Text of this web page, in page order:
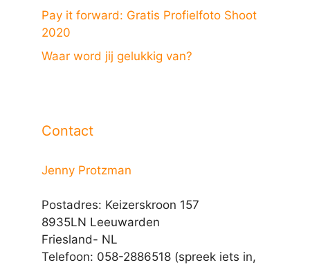
Pay it forward: Gratis Profielfoto Shoot
2020
Waar word jij gelukkig van?
Contact
Jenny Protzman
Postadres: Keizerskroon 157
8935LN Leeuwarden
Friesland- NL
Telefoon: 058-2886518 (spreek iets in,